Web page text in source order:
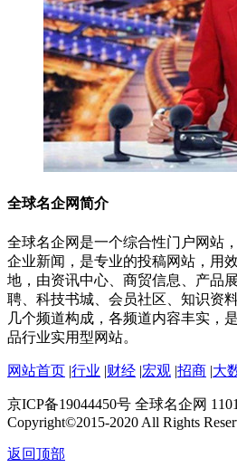
全球名企网简介
全球名企网是一个综合性门户网站
企业新闻，是专业的投稿网站，用
地，由资讯中心、商贸信息、产品
聘、科技书城、会员社区、知识资
几个频道构成，各频道内容丰实，
品行业实用型网站。
网站首页 |行业 |财经 |宏观 |招商 |大
京ICP备19044450号 全球名企网
Copyright©2015-2020 All Rights
返回顶部